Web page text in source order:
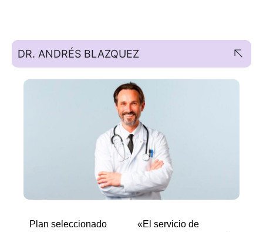
DR. ANDRÉS BLAZQUEZ
Plan seleccionado
«El servicio de